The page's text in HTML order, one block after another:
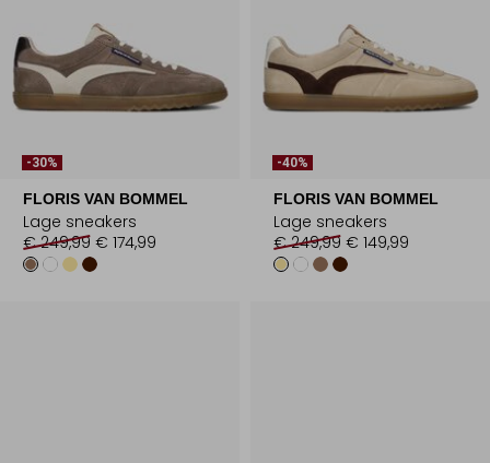
-30%
FLORIS VAN BOMMEL
Lage sneakers
€ 249,99 € 174,99
-40%
FLORIS VAN BOMMEL
Lage sneakers
€ 249,99 € 149,99